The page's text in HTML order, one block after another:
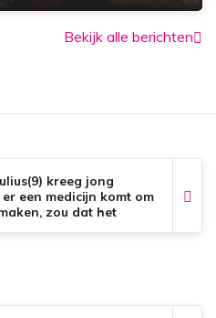
Bekijk alle berichten
kreeg jong
er een medicijn komt om
zou dat het